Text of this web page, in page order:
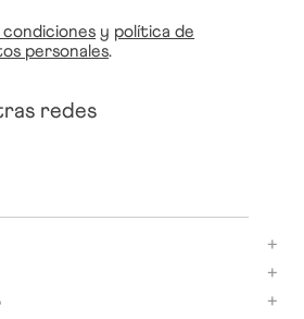
y política de
personales.
redes
+
+
+